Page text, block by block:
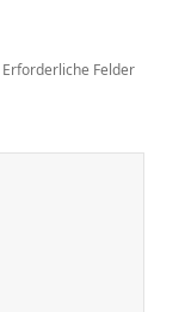
Erforderliche Felder